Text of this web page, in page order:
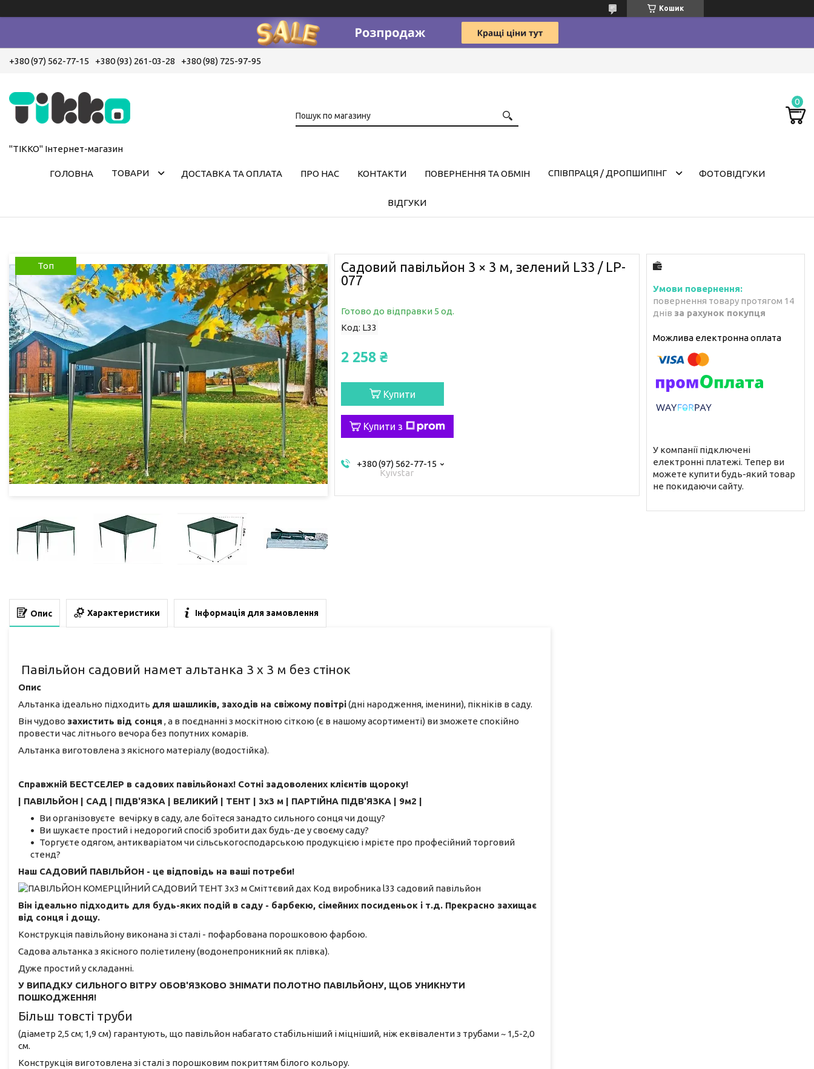
Кошик
+380 (97) 562-77-15 +380 (93) 261-03-28 +380 (98) 725-97-95
"ТІККО" Інтернет-магазин
ГОЛОВНА ТОВАРИ ДОСТАВКА ТА ОПЛАТА ПРО НАС КОНТАКТИ ПОВЕРНЕННЯ ТА ОБМІН СПІВПРАЦЯ / ДРОПШИПІНГ ФОТОВІДГУКИ
ВІДГУКИ
Топ
Садовий павільйон 3 × 3 м, зелений L33 / LP-
077
Готово до відправки 5 од.
Код: L33
2 258 ₴
Купити
Купити з
+380 (97) 562-77-15
Kyivstar
повернення товару протягом 14
днів за рахунок покупця
У компанії підключені
електронні платежі. Тепер ви
можете купити будь-який товар
не покидаючи сайту.
Опис Характеристики Інформація для замовлення
Павільйон садовий намет альтанка 3 х 3 м без стінок
Опис
Альтанка ідеально підходить для шашликів, заходів на свіжому повітрі(дні народження, іменини), пікніків в саду.
Він чудово захистить від сонця , а в поєднанні з москітною сіткою (є в нашому асортименті) ви зможете спокійно
провести час літнього вечора без попутних комарів.
Альтанка виготовлена ​​з якісного матеріалу (водостійка).
Справжній БЕСТСЕЛЕР в садових павільйонах! Сотні задоволених клієнтів щороку!
| ПАВІЛЬЙОН | САД | ПІДВ'ЯЗКА | ВЕЛИКИЙ | ТЕНТ | 3х3 м | ПАРТІЙНА ПІДВ'ЯЗКА | 9м2 |
Ви організовуєте вечірку в саду, але боїтеся занадто сильного сонця чи дощу?
Ви шукаєте простий і недорогий спосіб зробити дах будь-де у своєму саду?
Торгуєте одягом, антикваріатом чи сільськогосподарською продукцією і мрієте про професійний торговий
стенд?
Наш САДОВИЙ ПАВІЛЬЙОН - це відповідь на ваші потреби!
Він ідеально підходить для будь-яких подій в саду - барбекю, сімейних посиденьок і т.д. Прекрасно захищає
від сонця і дощу.
Конструкція павільйону виконана зі сталі - пофарбована порошковою фарбою.
Садова альтанка з якісного поліетилену (водонепроникний як плівка).
Дуже простий у складанні.
У ВИПАДКУ СИЛЬНОГО ВІТРУ ОБОВ'ЯЗКОВО ЗНІМАТИ ПОЛОТНО ПАВІЛЬЙОНУ, ЩОБ УНИКНУТИ
ПОШКОДЖЕННЯ!
Більш товсті труби
(діаметр 2,5 см; 1,9 см) гарантують, що павільйон набагато стабільніший і міцніший, ніж еквіваленти з трубами ~ 1,5-2,0
см.
Конструкція виготовлена ​​зі сталі з порошковим покриттям білого кольору.